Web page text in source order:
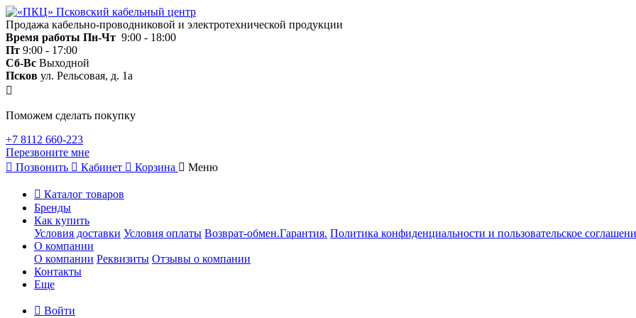
Продажа кабельно-проводниковой и электротехнической продукции
Время работы Пн-Чт 9:00 - 18:00
Пт 9:00 - 17:00
Сб-Вс Выходной
Псков ул. Рельсовая, д. 1а
Поможем сделать покупку
+7 8112 660-223
Перезвоните мне
Позвонить
Кабинет Корзина Меню
Каталог товаров
Бренды
Как купить
Условия доставки Условия оплаты Возврат-обмен.Гарантия. Политика конфиденциальности и пользовательское
О компании
О компании Реквизиты Отзывы о компании
Контакты
Еще
Войти